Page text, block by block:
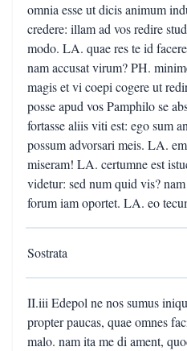
omnia esse ut dicis animum
credere: illam ad vos redire
modo. LA. quae res te id
nam accusat virum? PH.
magis et vi coepi cogere ut
posse apud vos Pamphilo se
fortasse aliis viti est: ego sum
possum advorsari meis. LA.
miseram! LA. certumne est
videtur: sed num quid vis?
forum iam oportet. LA. eo
Sostrata
II.iii Edepol ne nos sumus
propter paucas, quae omnes
malo. nam ita me di ament,